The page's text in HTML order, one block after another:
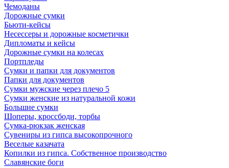
Чемоданы
Дорожные сумки
Бьюти-кейсы
Несессеры и дорожные косметички
Дипломаты и кейсы
Дорожные сумки на колесах
Портпледы
Сумки и папки для документов
Папки для документов
Сумки мужские через плечо 5
Сумки женские из натуральной кожи
Большие сумки
Шоперы, кроссбоди, торбы
Сумка-рюкзак женская
Сувениры из гипса высокопрочного
Веселые казачата
Копилки из гипса. Собственное производство
Славянские боги